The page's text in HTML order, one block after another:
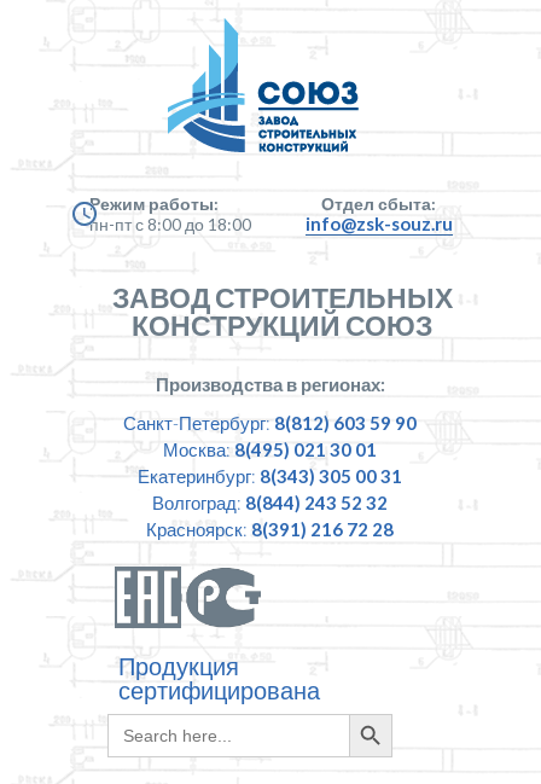
Режим работы:
пн-пт с 8:00 до 18:00
Отдел сбыта:
info@zsk-souz.ru
ЗАВОД СТРОИТЕЛЬНЫХ
КОНСТРУКЦИЙ СОЮЗ
Производства в регионах:
Санкт-Петербург: 8(812) 603 59 90
Москва: 8(495) 021 30 01
Екатеринбург: 8(343) 305 00 31
Волгоград: 8(844) 243 52 32
Красноярск: 8(391) 216 72 28
Продукция
сертифицирована
Search
for:
Search
Button